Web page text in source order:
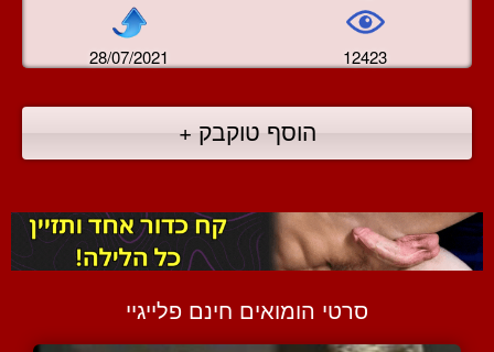
28/07/2021 12423
הוסף טוקבק +
סרטי הומואים חינם פלייגיי